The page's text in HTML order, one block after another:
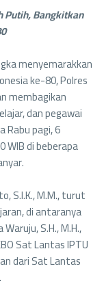
Putih, Bangkitkan
menyemarakkan
ke-80, Polres
membagikan
dan pegawai
pagi, 6
WIB di beberapa
S.I.K., M.M., turut
di antaranya
S.H., M.H.,
Sat Lantas IPTU
dari Sat Lantas